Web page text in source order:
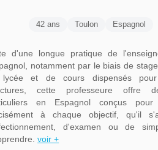
42 ans Toulon Espagnol
d'une longue pratique de
notamment par le biais de
et de cours dispensés pour
cette professeure offre
en Espagnol conçus pour
à chaque objectif, qu'il
d'examen ou de
voir +